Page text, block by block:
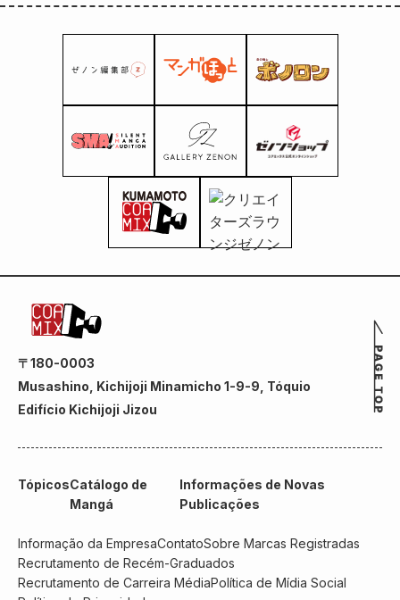
〒180-0003
Musashino, Kichijoji Minamicho 1-9-9, Tóquio
Edifício Kichijoji Jizou
TópicosCatálogo de
Mangá
Informações de Novas
Publicações
Informação da EmpresaContatoSobre Marcas Registradas
Recrutamento de Recém-Graduados
Recrutamento de Carreira MédiaPolítica de Mídia Social